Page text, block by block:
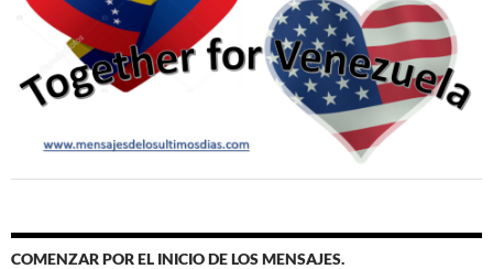
COMENZAR POR EL INICIO DE LOS MENSAJES.